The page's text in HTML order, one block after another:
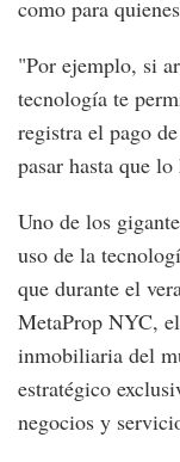
como para
"Por ejemplo, si
tecnología te
registra el pago
pasar hasta que
Uno de los
uso de la
que durante el
MetaProp NYC,
inmobiliaria del
estratégico
negocios y